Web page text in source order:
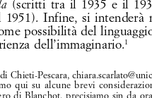
Infine,  si  intenderà
possibilità  del
dell’immaginario. 1
Chieti-Pescara,
qui  su  alcune  brevi
di  Blanchot,  precisiamo  sin  da